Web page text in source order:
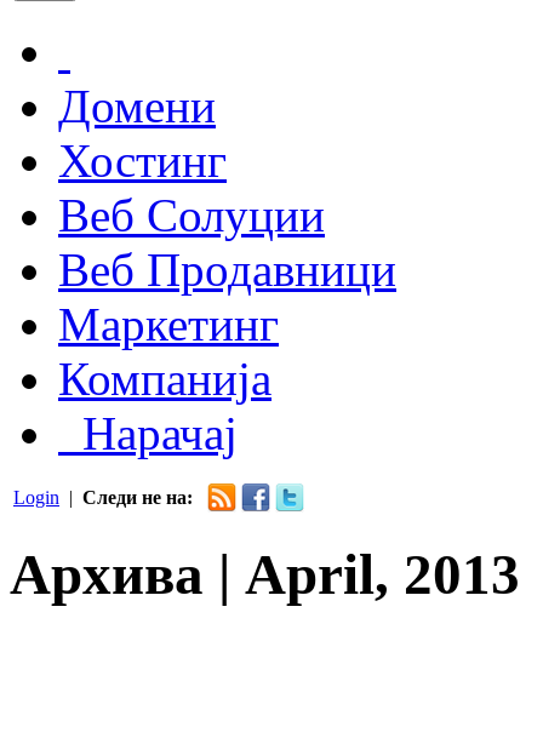
Домени
Хостинг
Веб Солуции
Веб Продавници
Маркетинг
Компанија
Нарачај
Login | Следи не на:
Архива | April, 2013